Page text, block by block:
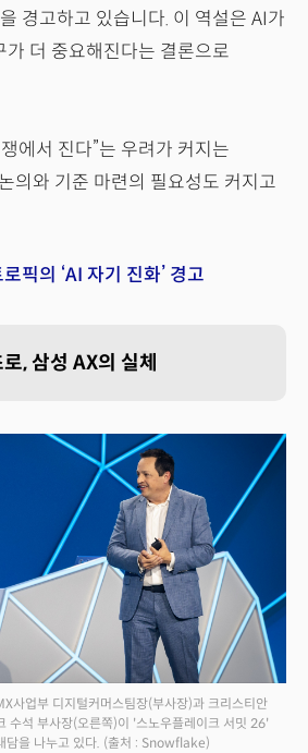
경고하고 있습니다. 이 역설은 AI가
가 더 중요해진다는 결론으로
에서 진다”는 우려가 커지는
의와 기준 마련의 필요성도 커지고
로픽의 ‘AI 자기 진화’ 경고
, 삼성 AX의 실체
사업부 디지털커머스팀장(부사장)과 크리스티안
수석 부사장(오른쪽)이 '스노우플레이크 서밋 26'
담을 나누고 있다. (출처 : Snowflake)